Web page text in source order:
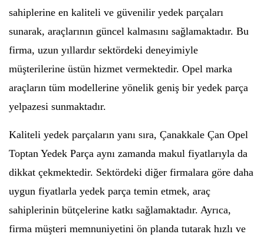
sahiplerine en kaliteli ve güvenilir yedek parçaları
sunarak, araçlarının güncel kalmasını sağlamaktadır. Bu
firma, uzun yıllardır sektördeki deneyimiyle
müşterilerine üstün hizmet vermektedir. Opel marka
araçların tüm modellerine yönelik geniş bir yedek parça
yelpazesi sunmaktadır.
Kaliteli yedek parçaların yanı sıra, Çanakkale Çan Opel
Toptan Yedek Parça aynı zamanda makul fiyatlarıyla da
dikkat çekmektedir. Sektördeki diğer firmalara göre daha
uygun fiyatlarla yedek parça temin etmek, araç
sahiplerinin bütçelerine katkı sağlamaktadır. Ayrıca,
firma müşteri memnuniyetini ön planda tutarak hızlı ve